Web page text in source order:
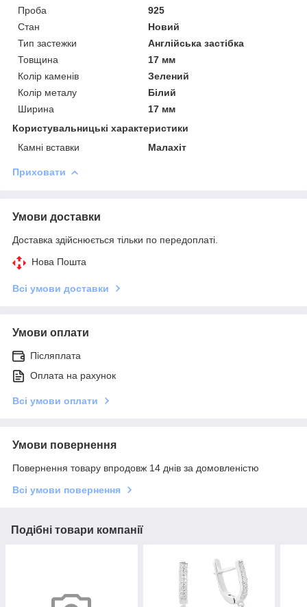
Проба
925
Стан
Новий
Тип застежки
Англійська застібка
Товщина
17 мм
Колір каменів
Зелений
Колір металу
Білий
Ширина
17 мм
Користувальницькі характеристики
Камні вставки
Малахіт
Приховати
Умови доставки
Доставка здійснюється тільки по передоплаті.
Нова Пошта
Всі умови доставки
Умови оплати
Післяплата
Оплата на рахунок
Всі умови оплати
Умови повернення
Повернення товару впродовж 14 днів за домовленістю
Всі умови повернення
Подібні товари компанії